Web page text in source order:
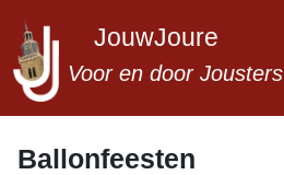
JouwJoure
Voor en door Jousters
Ballonfeesten